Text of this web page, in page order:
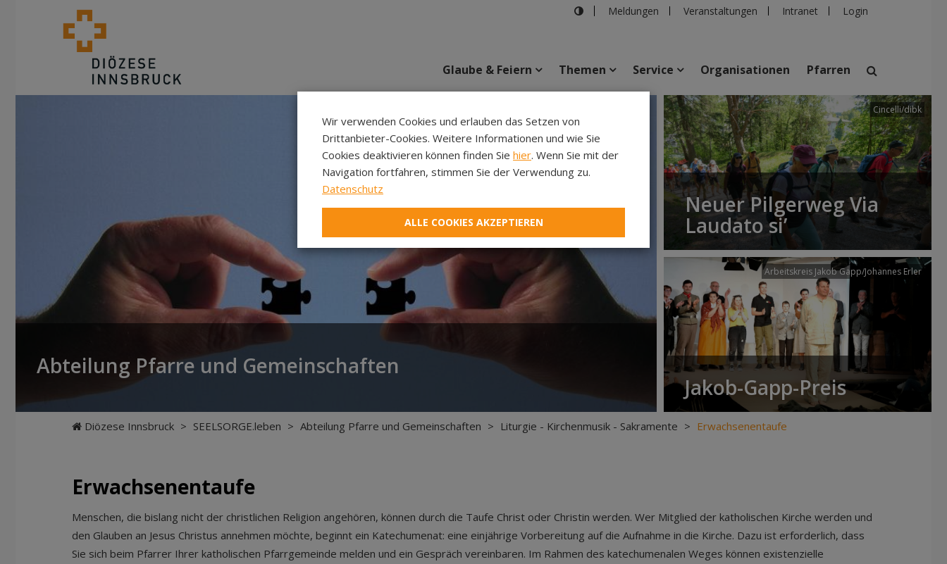
Meldungen Veranstaltungen Intranet Login
suchen
Veranstaltungen Personen Pfarren Einrichtungen
Glaube & Feiern Themen Service Organisationen Pfarren
Abteilung Pfarre und Gemeinschaften
Cincelli/dibk
Neuer Pilgerweg Via
Laudato si’
Arbeitskreis Jakob Gapp/Johannes Erler
Jakob-Gapp-Preis
Diözese Innsbruck > SEELSORGE.leben > Abteilung Pfarre und Gemeinschaften > Liturgie - Kirchenmusik - Sakramente > Erwachsenentaufe
Erwachsenentaufe
Menschen, die bislang nicht der christlichen Religion angehören, können durch die Taufe Christ oder Christin werden. Wer Mitglied der katholischen Kirche werden und
den Glauben an Jesus Christus annehmen möchte, beginnt ein Katechumenat: eine einjährige Vorbereitung auf die Aufnahme in die Kirche. Dazu ist erforderlich, dass
Sie sich beim Pfarrer Ihrer katholischen Pfarrgemeinde melden und ein Gespräch vereinbaren. Im Rahmen des katechumenalen Weges können existenzielle
Wir verwenden Cookies und erlauben das Setzen von
Drittanbieter-Cookies. Weitere Informationen und wie Sie
Cookies deaktivieren können finden Sie hier. Wenn Sie mit der
Navigation fortfahren, stimmen Sie der Verwendung zu.
Datenschutz
ALLE COOKIES AKZEPTIEREN